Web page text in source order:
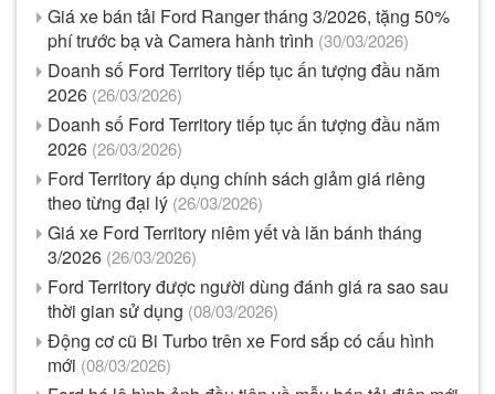
Giá xe bán tải Ford Ranger tháng 3/2026, tặng 50%
phí trước bạ và Camera hành trình (30/03/2026)
Doanh số Ford Territory tiếp tục ấn tượng đầu năm
2026 (26/03/2026)
Doanh số Ford Territory tiếp tục ấn tượng đầu năm
2026 (26/03/2026)
Ford Territory áp dụng chính sách giảm giá riêng
theo từng đại lý (26/03/2026)
Giá xe Ford Territory niêm yết và lăn bánh tháng
3/2026 (26/03/2026)
Ford Territory được người dùng đánh giá ra sao sau
thời gian sử dụng (08/03/2026)
Động cơ cũ Bi Turbo trên xe Ford sắp có cấu hình
mới (08/03/2026)